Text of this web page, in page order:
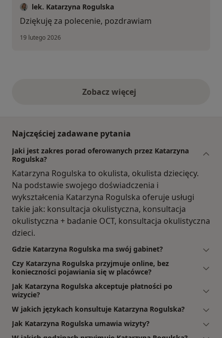
lek. Katarzyna Rogulska
Dziękuję za polecenie, pozdrawiam
19 lutego 2026
Zobacz więcejopinie powyżej
Najczęściej zadawane pytania
Jaki jest zakres porad oferowanych przez Katarzyna
Rogulska?
Katarzyna Rogulska to okulista, okulista dziecięcy.
Na podstawie swojego doświadczenia i
wykształcenia Katarzyna Rogulska oferuje usługi
takie jak: konsultacja okulistyczna, konsultacja
okulistyczna + badanie OCT, konsultacja okulistyczna
dzieci.
Gdzie Katarzyna Rogulska ma swój gabinet?
Czy Katarzyna Rogulska przyjmuje online, bez
konieczności pojawiania się w placówce?
Jak Katarzyna Rogulska akceptuje płatności po
wizycie?
W jakich językach konsultuje Katarzyna Rogulska?
Jak Katarzyna Rogulska umawia wizyty?